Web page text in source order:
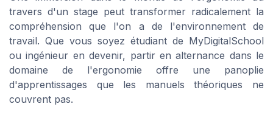
travers d'un stage peut transformer radicalement la
compréhension que l'on a de l'environnement de
travail. Que vous soyez étudiant de MyDigitalSchool
ou ingénieur en devenir, partir en alternance dans le
domaine de l'ergonomie offre une panoplie
d'apprentissages que les manuels théoriques ne
couvrent pas.